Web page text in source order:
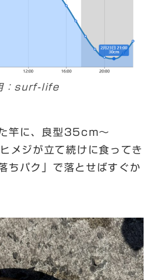
：surf-life
竿に、良型35cm～
メジが立て続けに食ってき
ちパク」で落とせばすぐか